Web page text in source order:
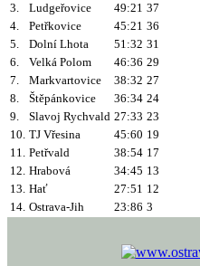
3.
Ludgeřovice 49:21 37
4.
Petřkovice 45:21 36
5.
Dolní Lhota 51:32 31
6.
Velká Polom 46:36 29
7.
Markvartovice 38:32 27
8.
Štěpánkovice 36:34 24
9.
Slavoj Rychvald 27:33 23
10. TJ Vřesina 45:60 19
11. Petřvald 38:54 17
12. Hrabová 34:45 13
13. Hať 27:51 12
14. Ostrava-Jih 23:86 3